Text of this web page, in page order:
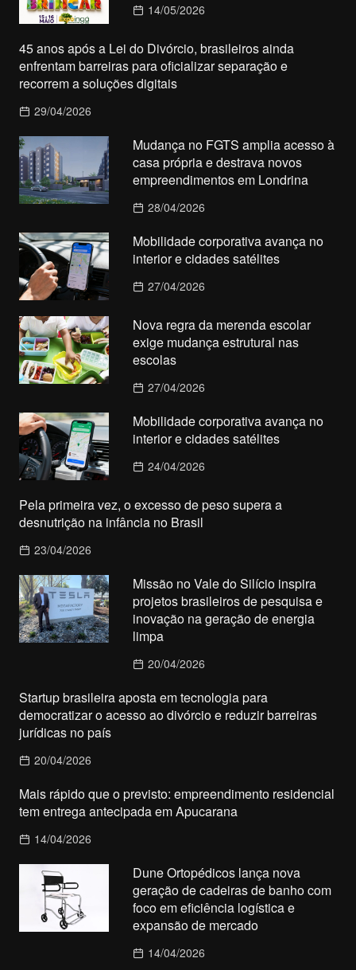
14/05/2026
45 anos após a Lei do Divórcio, brasileiros ainda
enfrentam barreiras para oficializar separação e
recorrem a soluções digitais
29/04/2026
Mudança no FGTS amplia acesso à
casa própria e destrava novos
empreendimentos em Londrina
28/04/2026
Mobilidade corporativa avança no
interior e cidades satélites
27/04/2026
Nova regra da merenda escolar
exige mudança estrutural nas
escolas
27/04/2026
Mobilidade corporativa avança no
interior e cidades satélites
24/04/2026
Pela primeira vez, o excesso de peso supera a
desnutrição na infância no Brasil
23/04/2026
Missão no Vale do Silício inspira
projetos brasileiros de pesquisa e
inovação na geração de energia
limpa
20/04/2026
Startup brasileira aposta em tecnologia para
democratizar o acesso ao divórcio e reduzir barreiras
jurídicas no país
20/04/2026
Mais rápido que o previsto: empreendimento residencial
tem entrega antecipada em Apucarana
14/04/2026
Dune Ortopédicos lança nova
geração de cadeiras de banho com
foco em eficiência logística e
expansão de mercado
14/04/2026